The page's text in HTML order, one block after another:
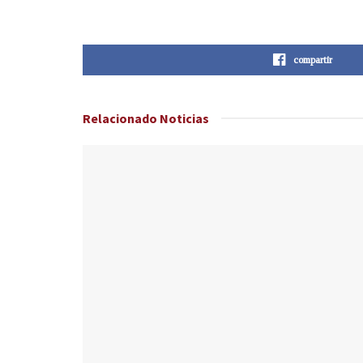
compartir
Relacionado Noticias